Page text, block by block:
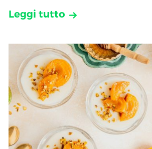
Leggi tutto